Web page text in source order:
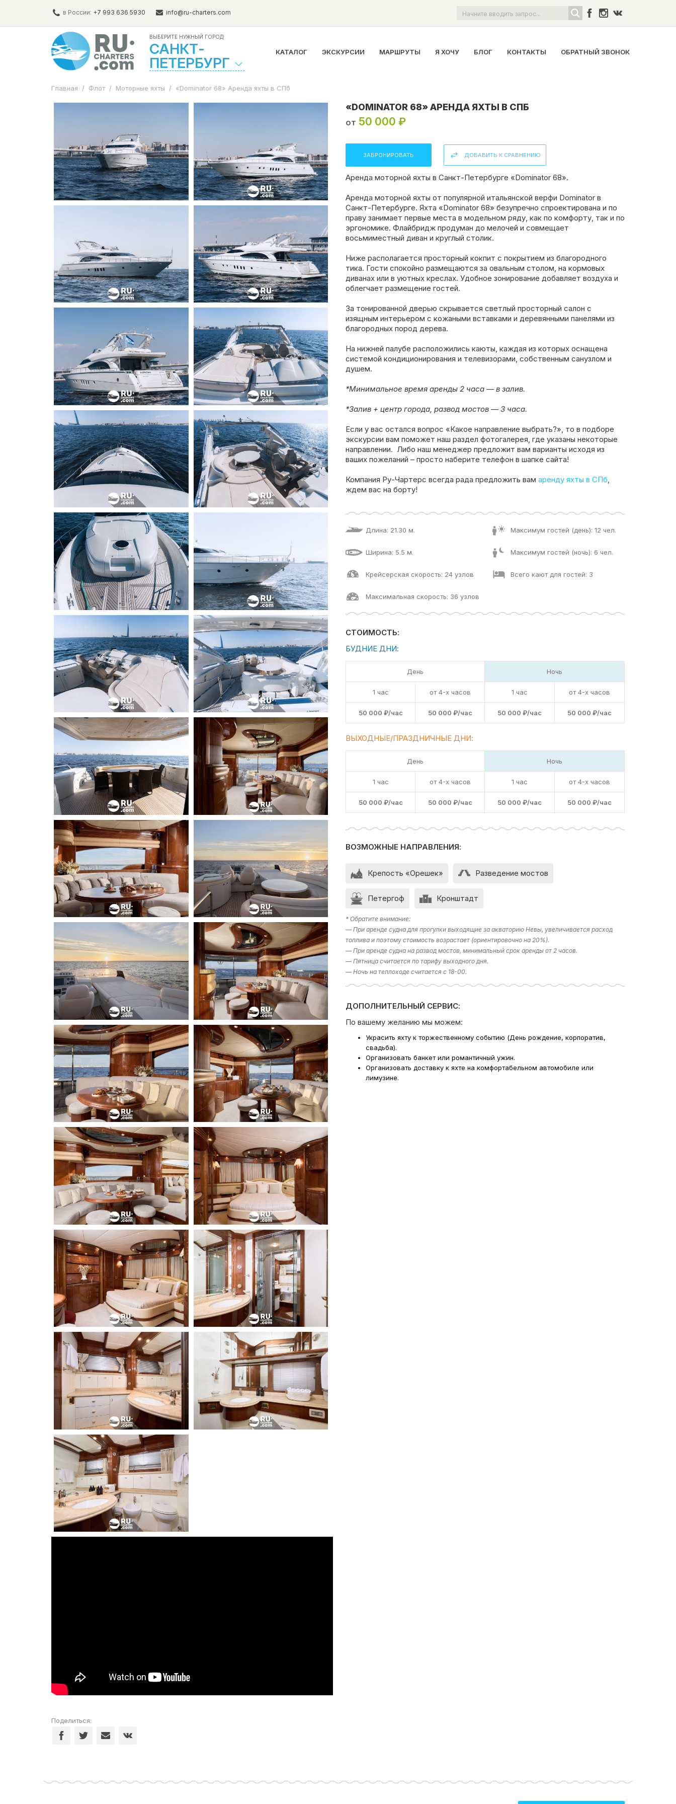
в России: +7 993 636 5930 info@ru-charters.com
ВЫБЕРИТЕ НУЖНЫЙ ГОРОД:
САНКТ-
ПЕТЕРБУРГ
КАТАЛОГ ЭКСКУРСИИ МАРШРУТЫ Я ХОЧУ БЛОГ КОНТАКТЫ ОБРАТНЫЙ ЗВОНОК
Главная / Флот / Моторные яхты / «Dominator 68» Аренда яхты в СПб
Поделиться:
«DOMINATOR 68» АРЕНДА ЯХТЫ В СПБ
от 50 000 ₽
ЗАБРОНИРОВАТЬ ДОБАВИТЬ К СРАВНЕНИЮ
Аренда моторной яхты в Санкт-Петербурге «Dominator 68».
Аренда моторной яхты от популярной итальянской верфи Dominator в
Санкт-Петербурге. Яхта «Dominator 68» безупречно спроектирована и по
праву занимает первые места в модельном ряду, как по комфорту, так и по
эргономике. Флайбридж продуман до мелочей и совмещает
восьмиместный диван и круглый столик.
Ниже располагается просторный кокпит с покрытием из благородного
тика. Гости спокойно размещаются за овальным столом, на кормовых
диванах или в уютных креслах. Удобное зонирование добавляет воздуха и
облегчает размещение гостей.
За тонированной дверью скрывается светлый просторный салон с
изящным интерьером с кожаными вставками и деревянными панелями из
благородных пород дерева.
На нижней палубе расположились каюты, каждая из которых оснащена
системой кондиционирования и телевизорами, собственным санузлом и
душем.
*Минимальное время аренды 2 часа — в залив.
*Залив + центр города, развод мостов — 3 часа.
Если у вас остался вопрос «Какое направление выбрать?», то в подборе
экскурсии вам поможет наш раздел фотогалерея, где указаны некоторые
направлении. Либо наш менеджер предложит вам варианты исходя из
ваших пожеланий – просто наберите телефон в шапке сайта!
Компания Ру-Чартерс всегда рада предложить вам аренду яхты в СПб,
ждем вас на борту!
Длина: 21.30 м.
Ширина: 5.5 м.
Крейсерская скорость: 24 узлов
Максимальная скорость: 36 узлов
Максимум гостей (день): 12 чел.
Максимум гостей (ночь): 6 чел.
Всего кают для гостей: 3
СТОИМОСТЬ:
БУДНИЕ ДНИ:
День Ночь
1 час от 4-х часов 1 час от 4-х часов
50 000 ₽/час 50 000 ₽/час 50 000 ₽/час 50 000 ₽/час
ВЫХОДНЫЕ/ПРАЗДНИЧНЫЕ ДНИ:
День Ночь
1 час от 4-х часов 1 час от 4-х часов
50 000 ₽/час 50 000 ₽/час 50 000 ₽/час 50 000 ₽/час
ВОЗМОЖНЫЕ НАПРАВЛЕНИЯ:
Крепость «Орешек» Разведение мостов
Петергоф Кронштадт
* Обратите внимание:
— При аренде судна для прогулки выходящие за акваторию Невы, увеличивается расход
топлива и поэтому стоимость возрастает (ориентировочно на 20%).
— При аренде судна на развод мостов, минимальный срок аренды от 2 часов.
— Пятница считается по тарифу выходного дня.
— Ночь на теплоходе считается с 18-00.
ДОПОЛНИТЕЛЬНЫЙ СЕРВИС:
По вашему желанию мы можем:
Украсить яхту к торжественному событию (День рождение, корпоратив,
свадьба).
Организовать банкет или романтичный ужин.
Организовать доставку к яхте на комфортабельном автомобиле или
лимузине.